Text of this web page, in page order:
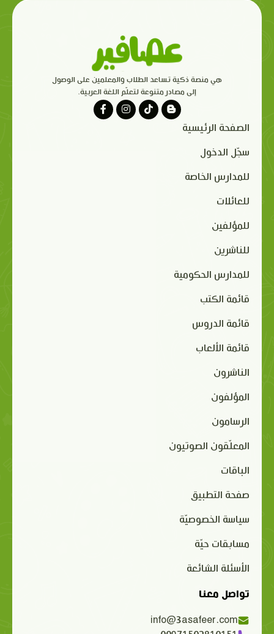
هي منصة ذكية تساعد الطلاب والمعلمين على الوصول
إلى مصادر متنوعة لتعلّم اللغة العربية.
الصفحة الرئيسية
سجّل الدخول
للمدارس الخاصة
للعائلات
للمؤلفين
للناشرين
للمدارس الحكومية
قائمة الكتب
قائمة الدروس
قائمة الألعاب
الناشرون
المؤلفون
الرسامون
المعلّقون الصوتيون
الباقات
صفحة التطبيق
سياسة الخصوصيّة
مسابقات حيّة
الأسئلة الشائعة
تواصل معنا
info@3asafeer.com